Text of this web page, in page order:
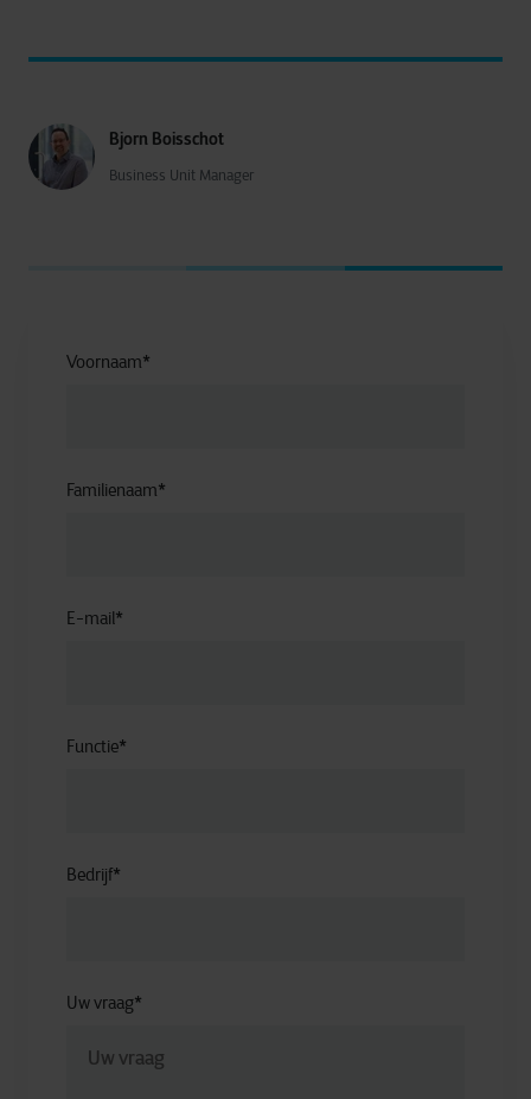
Bjorn Boisschot
Business Unit Manager
Voornaam*
Familienaam*
E-mail*
Functie*
Bedrijf*
Uw vraag*